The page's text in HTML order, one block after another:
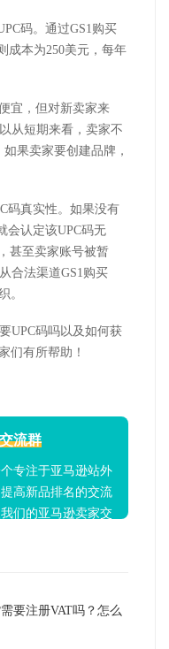
码。通过GS1购买
成本为250美元，每年
宜，但对新卖家来
从短期来看，卖家不
果卖家要创建品牌，
码真实性。如果没有
会认定该UPC码无
甚至卖家账号被暂
合法渠道GS1购买
。
UPC码吗以及如何获
们有所帮助！
流群
专注于亚马逊站外
高新品排名的交流
们的亚马逊卖家交
要注册VAT吗？怎么